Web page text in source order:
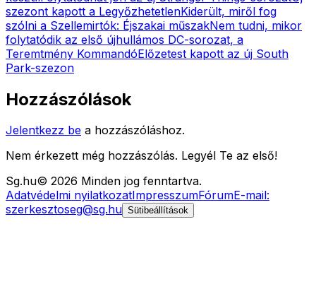
szezont kapott a LegyőzhetetlenKiderült, miről fog
szólni a Szellemirtók: Éjszakai műszakNem tudni, mikor
folytatódik az első újhullámos DC-sorozat, a
Teremtmény KommandóElőzetest kapott az új South
Park-szezon
Hozzászólások
Jelentkezz be a hozzászóláshoz.
Nem érkezett még hozzászólás. Legyél Te az első!
Sg.hu© 2026 Minden jog fenntartva.
Adatvédelmi nyilatkozatImpresszumFórumE-mail:
szerkesztoseg@sg.hu Sütibeállítások